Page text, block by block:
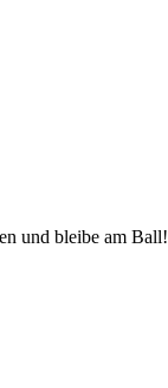
und bleibe am Ball!